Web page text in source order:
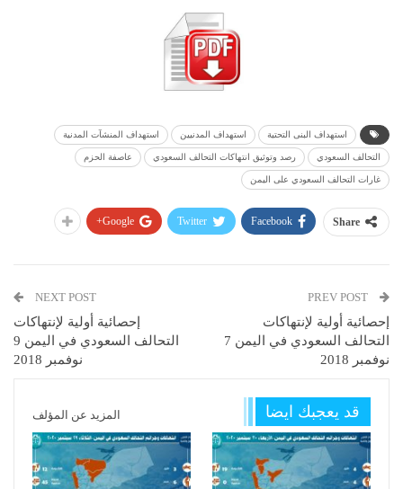
استهداف البنى التحتية استهداف المدنيين استهداف المنشآت المدنية
التحالف السعودي رصد وتوثيق انتهاكات التحالف السعودي عاصفة الحزم
غارات التحالف السعودي على اليمن
Share
Facebook
Twitter
Google+
إحصائية أولية لإنتهاكات
التحالف السعودي في اليمن 7
نوفمبر 2018
NEXT POST
إحصائية أولية لإنتهاكات
التحالف السعودي في اليمن 9
نوفمبر 2018
قد يعجبك ايضا المزيد عن المؤلف